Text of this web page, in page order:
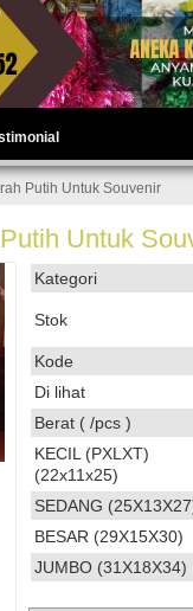
Putih Untuk Souvenir
Untuk
Kategori
Stok
Kode
Di lihat
Berat ( /pcs )
KECIL (PXLXT)
(22x11x25)
SEDANG
BESAR (29X15X30)
JUMBO (31X18X34)